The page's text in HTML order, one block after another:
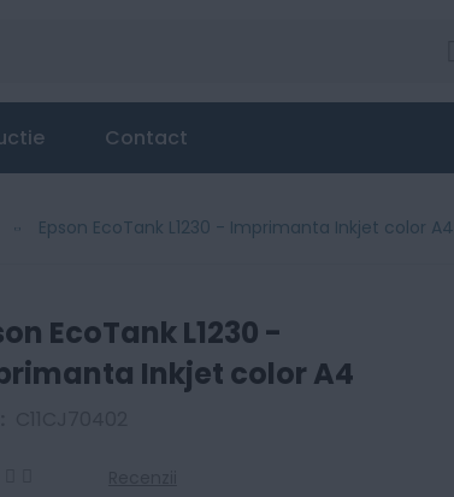
Contact
Epson EcoTank L1230 - Imprimanta Inkjet color A4
EcoTank L1230 -
Inkjet color A4